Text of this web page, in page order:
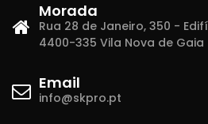
Morada
Rua 28 de Janeiro, 350 -
4400-335 Vila Nova de Gaia
Email
info@skpro.pt